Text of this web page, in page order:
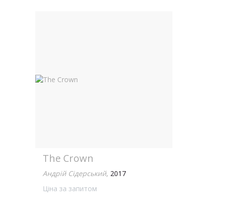
The Crown
Андрій Сідерський, 2017
Ціна за запитом